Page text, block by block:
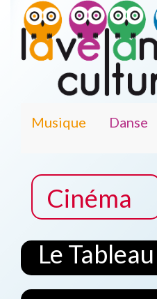
Musique Danse
Cinéma
Le